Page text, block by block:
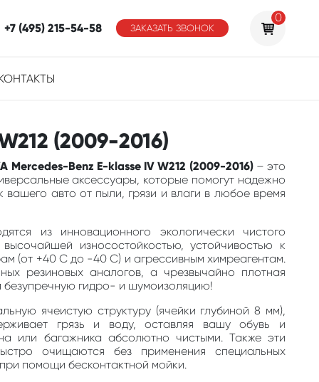
+7 (495) 215-54-58 ЗАКАЗАТЬ ЗВОНОК
0
(2009-2016)
Mercedes-Benz E-klasse IV W212 (2009-2016) – это
аксессуары, которые помогут надежно
вашего авто от пыли, грязи и влаги в любое время
из инновационного экологически чистого
износостойкостью, устойчивостью к
(от +40 С до -40 С) и агрессивным химреагентам.
резиновых аналогов, а чрезвычайно плотная
безупречную гидро- и шумоизоляцию!
ячеистую структуру (ячейки глубиной 8 мм),
грязь и воду, оставляя вашу обувь и
или багажника абсолютно чистыми. Также эти
очищаются без применения специальных
помощи бесконтактной мойки.